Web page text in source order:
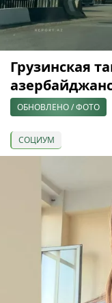
Грузинская
ОБНОВЛЕНО / ФОТО
СОЦИУМ